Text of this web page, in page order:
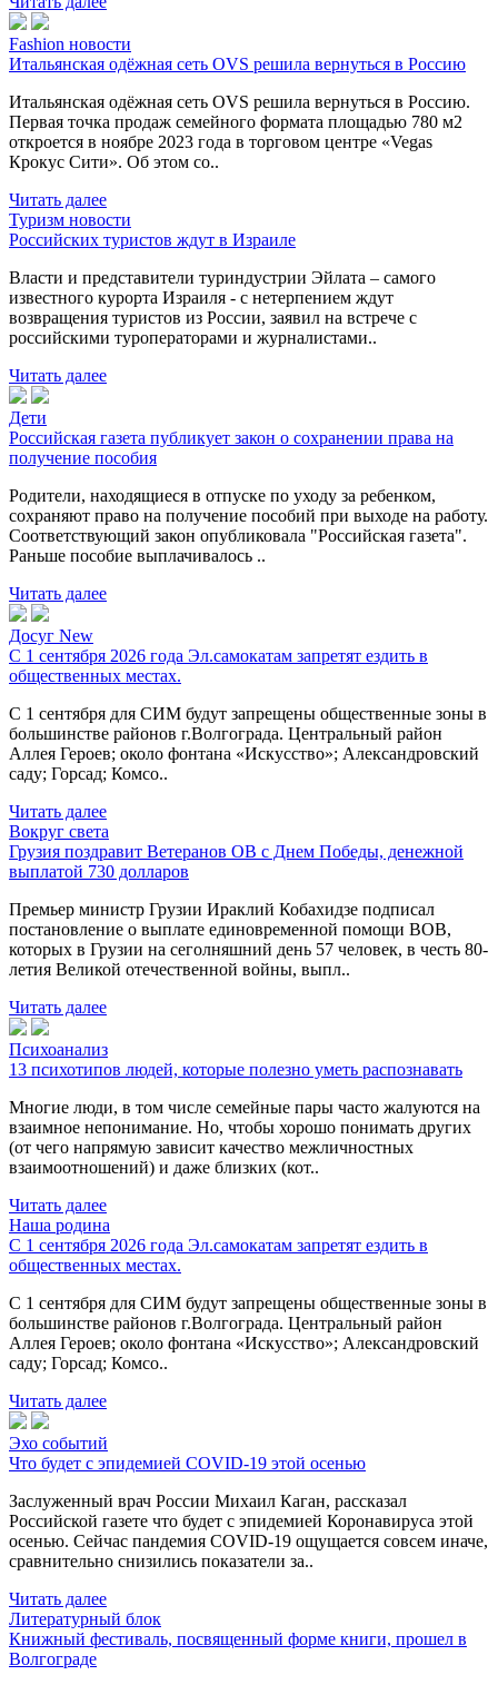
Fashion новости
Итальянская одёжная сеть OVS решила вернуться в Россию
Итальянская одёжная сеть OVS решила вернуться в Россию.
Первая точка продаж семейного формата площадью 780 м2
откроется в ноябре 2023 года в торговом центре «Vegas
Крокус Сити». Об этом со..
Читать далее
Туризм новости
Российских туристов ждут в Израиле
Власти и представители туриндустрии Эйлата – самого
известного курорта Израиля - с нетерпением ждут
возвращения туристов из России, заявил на встрече с
российскими туроператорами и журналистами..
Читать далее
Дети
Российская газета публикует закон о сохранении права на
получение пособия
Родители, находящиеся в отпуске по уходу за ребенком,
сохраняют право на получение пособий при выходе на работу.
Соответствующий закон опубликовала "Российская газета".
Раньше пособие выплачивалось ..
Читать далее
Досуг New
С 1 сентября 2026 года Эл.самокатам запретят ездить в
общественных местах.
С 1 сентября для СИМ будут запрещены общественные зоны в
большинстве районов г.Волгограда. Центральный район
Аллея Героев; около фонтана «Искусство»; Александровский
саду; Горсад; Комсо..
Читать далее
Вокруг света
Грузия поздравит Ветеранов ОВ с Днем Победы, денежной
выплатой 730 долларов
Премьер министр Грузии Ираклий Кобахидзе подписал
постановление о выплате единовременной помощи ВОВ,
которых в Грузии на сеголняшний день 57 человек, в честь 80-
летия Великой отечественной войны, выпл..
Читать далее
Психоанализ
13 психотипов людей, которые полезно уметь распознавать
Многие люди, в том числе семейные пары часто жалуются на
взаимное непонимание. Но, чтобы хорошо понимать других
(от чего напрямую зависит качество межличностных
взаимоотношений) и даже близких (кот..
Читать далее
Наша родина
С 1 сентября 2026 года Эл.самокатам запретят ездить в
общественных местах.
С 1 сентября для СИМ будут запрещены общественные зоны в
большинстве районов г.Волгограда. Центральный район
Аллея Героев; около фонтана «Искусство»; Александровский
саду; Горсад; Комсо..
Читать далее
Эхо событий
Что будет с эпидемией COVID-19 этой осенью
Заслуженный врач России Михаил Каган, рассказал
Российской газете что будет с эпидемией Коронавируса этой
осенью. Сейчас пандемия COVID-19 ощущается совсем иначе,
сравнительно снизились показатели за..
Читать далее
Литературный блок
Книжный фестиваль, посвященный форме книги, прошел в
Волгограде